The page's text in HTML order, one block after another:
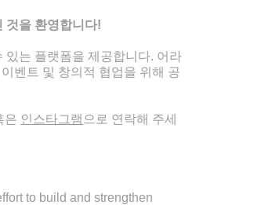
것을 환영합니다!
있는 플랫폼을 제공합니다. 어라
벤트 및 창의적 협업을 위해 공
은 인스타그램 으로 연락해 주세
to build and strengthen